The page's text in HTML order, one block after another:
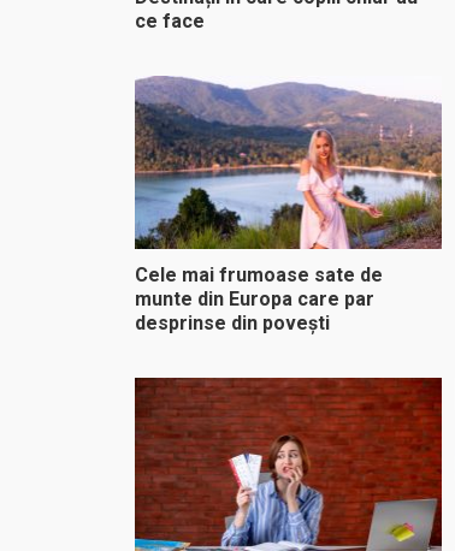
ce face
Cele mai frumoase sate de
munte din Europa care par
desprinse din povești